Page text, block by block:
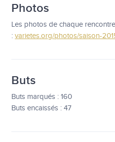
Photos
Les photos de chaque
: varietes.org/photos/saison-
Buts
Buts marqués : 160
Buts encaissés : 47